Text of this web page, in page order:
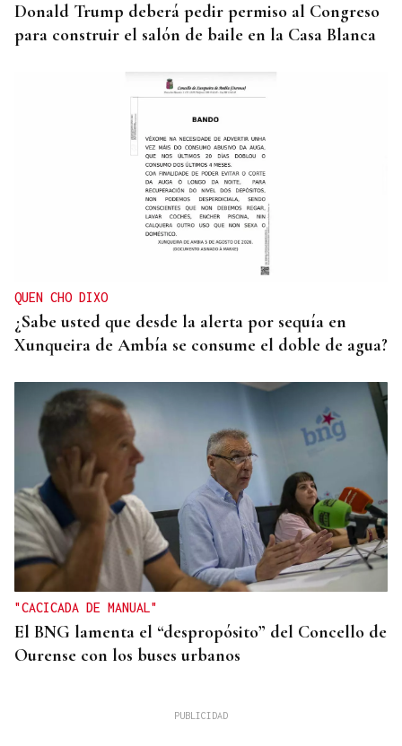
Donald Trump deberá pedir permiso al Congreso
para construir el salón de baile en la Casa Blanca
QUEN CHO DIXO
¿Sabe usted que desde la alerta por sequía en
Xunqueira de Ambía se consume el doble de agua?
"CACICADA DE MANUAL"
El BNG lamenta el “despropósito” del Concello de
Ourense con los buses urbanos